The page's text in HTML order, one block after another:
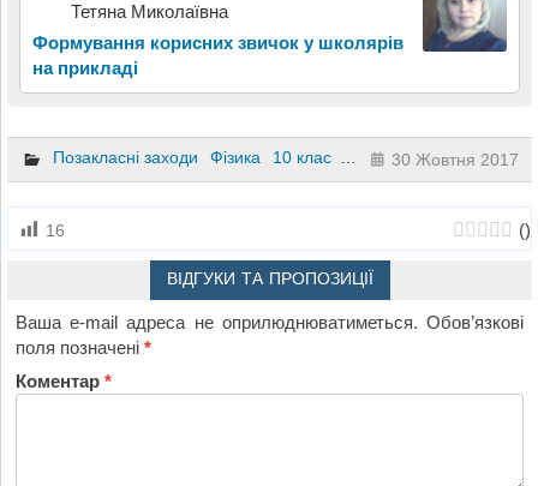
Тетяна Миколаївна
Формування корисних звичок у школярів
на прикладі
Позакласні заходи Фізика 10 клас 11 клас 9 клас
30 Жовтня 2017
16 ()
ВІДГУКИ ТА ПРОПОЗИЦІЇ
Ваша e-mail адреса не оприлюднюватиметься. Обов’язкові
поля позначені*
Коментар*